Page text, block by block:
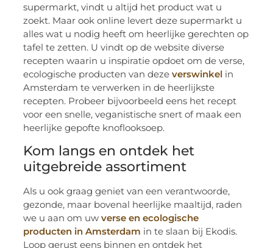
supermarkt, vindt u altijd het product wat u
zoekt. Maar ook online levert deze supermarkt u
alles wat u nodig heeft om heerlijke gerechten op
tafel te zetten. U vindt op de website diverse
recepten waarin u inspiratie opdoet om de verse,
ecologische producten van dezeverswinkel in
Amsterdam te verwerken in de heerlijkste
recepten. Probeer bijvoorbeeld eens het recept
voor een snelle, veganistische snert of maak een
heerlijke gepofte knoflooksoep.
Kom langs en ontdek het
uitgebreide assortiment
Als u ook graag geniet van een verantwoorde,
gezonde, maar bovenal heerlijke maaltijd, raden
we u aan om uwverse en ecologische
producten in Amsterdam in te slaan bij Ekodis.
Loop gerust eens binnen en ontdek het